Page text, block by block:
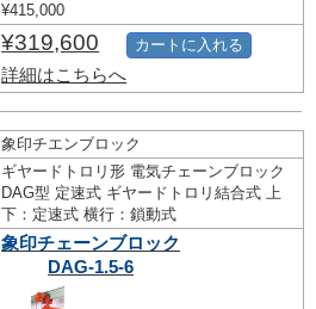
¥415,000
¥319,600
詳細はこちらへ
カートに入れる
象印チエンブロック
ギヤードトロリ形 電気チェーンブロック
DAG型 定速式 ギヤードトロリ結合式 上
下：定速式 横行：鎖動式
象印チェーンブロック
DAG-1.5-6